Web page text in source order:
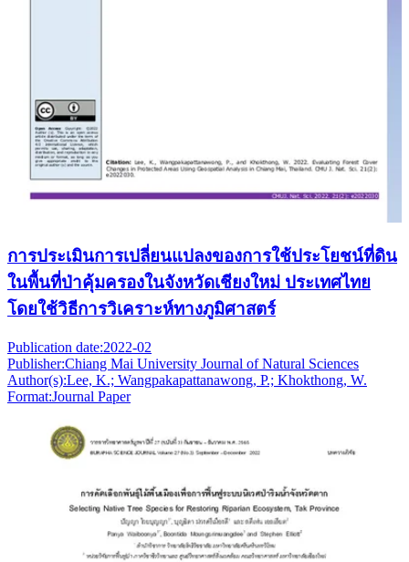
การประเมินการเปลี่ยนแปลงของการใช้ประโยชน์ที่ดิน
ในพื้นที่ป่าคุ้มครองในจังหวัดเชียงใหม่ ประเทศไทย
โดยใช้วิธีการวิเคราะห์ทางภูมิศาสตร์
Publication date:2022-02
Publisher:Chiang Mai University Journal of Natural Sciences
Author(s):Lee, K.; Wangpakapattanawong, P.; Khokthong, W.
Format:Journal Paper